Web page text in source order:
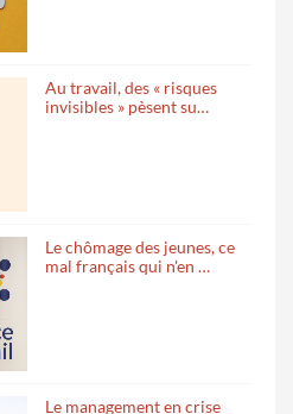
Au travail, des « risques
invisibles » pèsent su…
Le chômage des jeunes, ce
mal français qui n'en …
Le management en crise